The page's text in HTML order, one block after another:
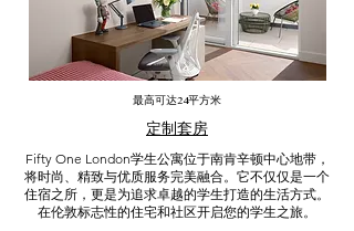
最高可达24平方米
定制套房
Fifty One London学生公寓位于南肯辛顿中心地带，
将时尚、精致与优质服务完美融合。它不仅仅是一个
住宿之所，更是为追求卓越的学生打造的生活方式。
在伦敦标志性的住宅和社区开启您的学生之旅。